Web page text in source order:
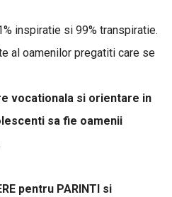
inspiratie si 99% transpiratie.
al oamenilor pregatiti care se
vocationala si orientare in
sa fie oamenii
pentru PARINTI si